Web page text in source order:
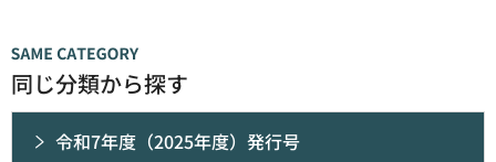
同じ分類から探す
令和7年度（2025年度）発行号